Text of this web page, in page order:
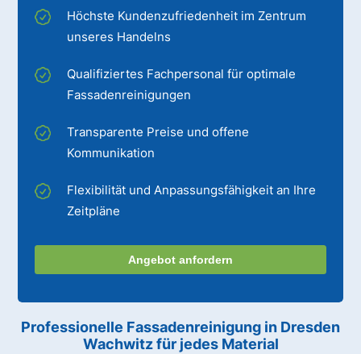
Höchste Kundenzufriedenheit im Zentrum
unseres Handelns
Qualifiziertes Fachpersonal für optimale
Fassadenreinigungen
Transparente Preise und offene
Kommunikation
Flexibilität und Anpassungsfähigkeit an Ihre
Zeitpläne
Angebot anfordern
Professionelle Fassadenreinigung in Dresden
Wachwitz für jedes Material